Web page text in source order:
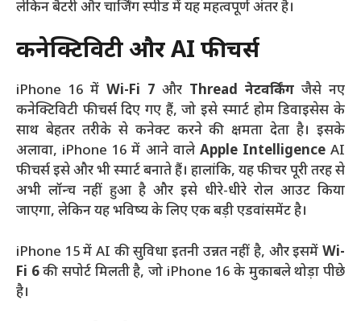
लेकिन बैटरी और चार्जिंग स्पीड में यह महत्वपूर्ण अंतर है।
कनेक्टिविटी और AI फीचर्स
iPhone 16 में Wi-Fi 7 और Thread नेटवर्किंग जैसे नए
कनेक्टिविटी फीचर्स दिए गए हैं, जो इसे स्मार्ट होम डिवाइसेस के
साथ बेहतर तरीके से कनेक्ट करने की क्षमता देता है। इसके
अलावा, iPhone 16 में आने वाले Apple IntelligenceAI
फीचर्स इसे और भी स्मार्ट बनाते हैं। हालांकि, यह फीचर पूरी तरह से
अभी लॉन्च नहीं हुआ है और इसे धीरे-धीरे रोल आउट किया
जाएगा, लेकिन यह भविष्य के लिए एक बड़ी एडवांसमेंट है।
iPhone 15 में AI की सुविधा इतनी उन्नत नहीं है, और इसमें Wi-
Fi 6की सपोर्ट मिलती है, जो iPhone 16 के मुकाबले थोड़ा पीछे
है।